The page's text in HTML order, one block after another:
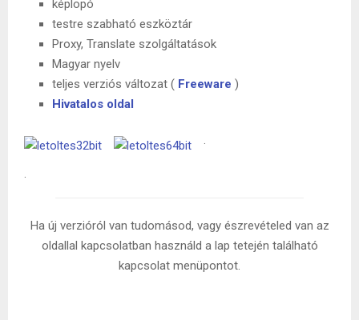
képlopó
testre szabható eszköztár
Proxy, Translate szolgáltatások
Magyar nyelv
teljes verziós változat ( Freeware )
Hivatalos oldal
Ha új verzióról van tudomásod, vagy észrevételed van az
oldallal kapcsolatban használd a lap tetején található
kapcsolat menüpontot.